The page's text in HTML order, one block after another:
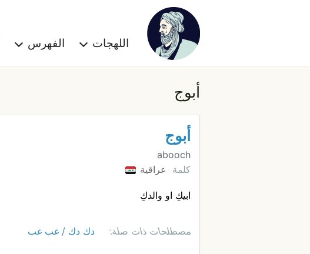
اللهجات الفهرس
أبوج
أبوج
abooch
كلمة
عراقية
ابيكِ او والدكِ
مصطلحات ذات صلة: دك دك / غب غب